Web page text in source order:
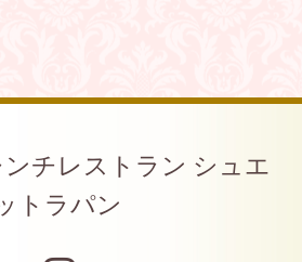
チレストラン シュエ
トラパン